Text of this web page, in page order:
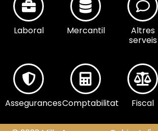
Laboral Mercantil
Altres
serveis
AssegurancesComptabilitat Fiscal